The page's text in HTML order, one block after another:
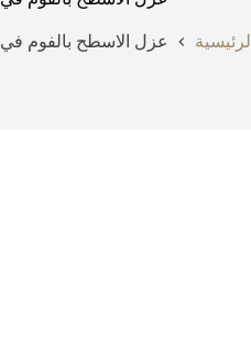
الرئيسية عزل الاسطح بالفوم